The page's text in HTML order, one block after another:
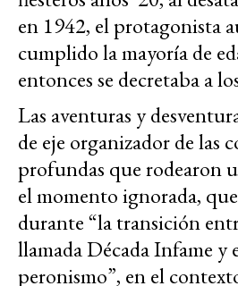
en 1942, el protagonista
cumplido la mayoría de
entonces se decretaba a
Las aventuras y
de eje organizador de las
profundas que rodearon
el momento ignorada,
durante “la transición
llamada Década Infame y
peronismo”, en el